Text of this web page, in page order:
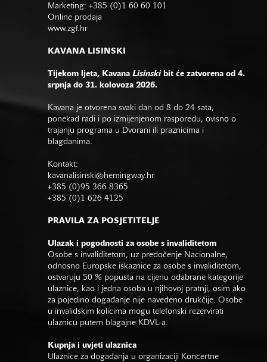
Marketing: +385 (0)1 60 60 101
Online prodaja
www.zgf.hr
KAVANA LISINSKI
Tijekom ljeta, Kavana Lisinski bit će zatvorena od 4.
srpnja do 31. kolovoza 2026.
Kavana je otvorena svaki dan od 8 do 24 sata,
ponekad radi i po izmijenjenom rasporedu, ovisno o
trajanju programa u Dvorani ili praznicima i
blagdanima.
Kontakt:
kavanalisinski@hemingway.hr
+385 (0)95 366 8365
+385 (0)1 626 4125
PRAVILA ZA POSJETITELJE
Ulazak i pogodnosti za osobe s invaliditetom
Osobe s invaliditetom, uz predočenje Nacionalne,
odnosno Europske iskaznice za osobe s invaliditetom,
ostvaruju 50 % popusta na cijenu odabrane kategorije
ulaznice, kao i jedna osoba u njihovoj pratnji, osim ako
za pojedino događanje nije navedeno drukčije. Osobe
u invalidskim kolicima mogu telefonski rezervirati
ulaznicu putem blagajne KDVL-a.
Kupnja i uvjeti ulaznica
Ulaznice za događanja u organizaciji Koncertne